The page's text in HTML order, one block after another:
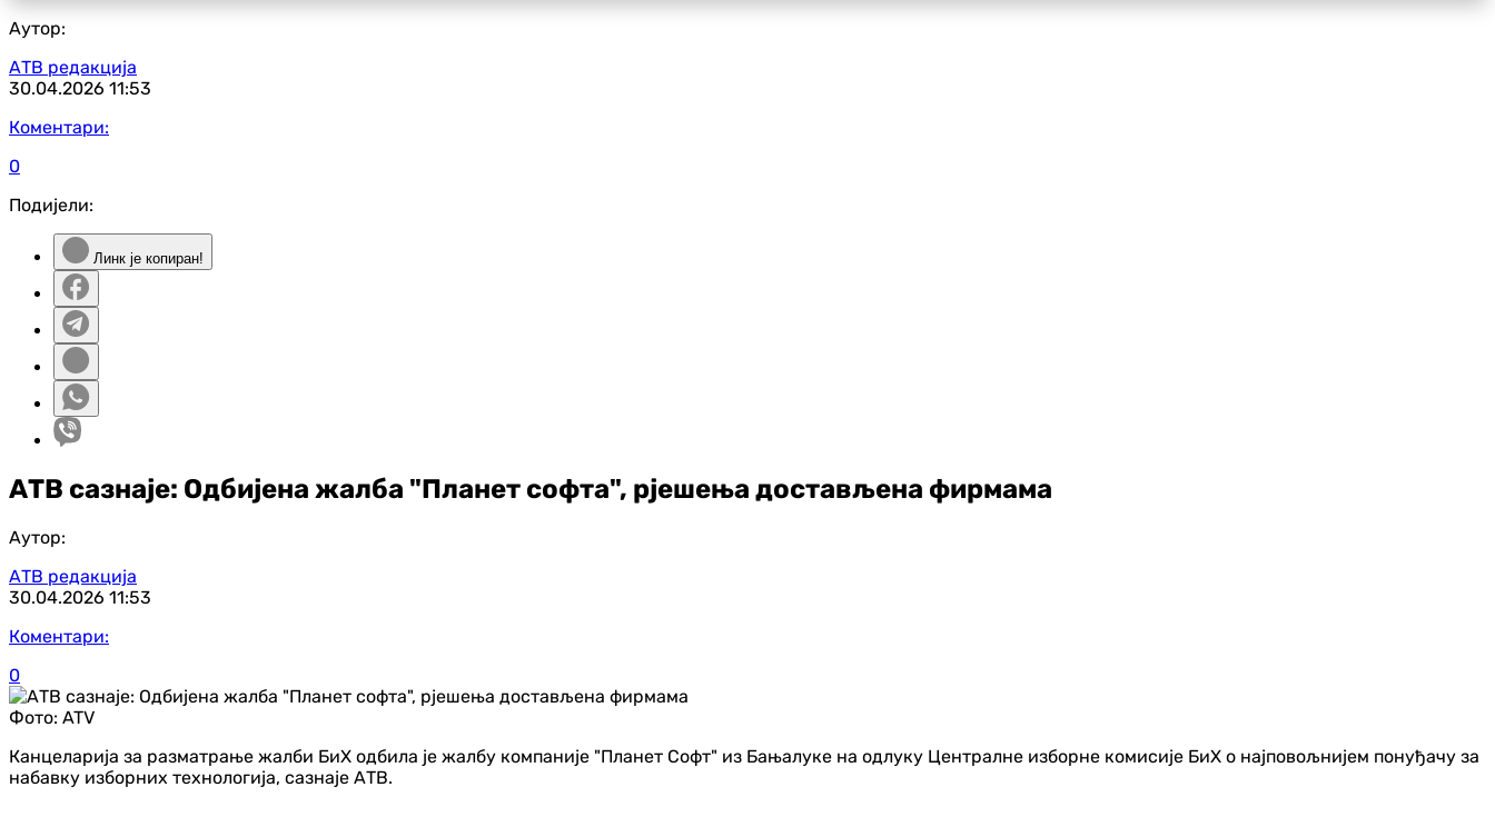
Аутор:
АТВ редакција
30.04.2026 11:53
Коментари:
0
Подијели:
Линк је копиран!
АТВ сазнаје: Одбијена жалба "Планет софта", рјешења достављена фирмама
Аутор:
АТВ редакција
30.04.2026 11:53
Коментари:
0
Фото: ATV
Канцеларија за разматрање жалби БиХ одбила је жалбу компаније "Планет Софт" из Бањалуке на одлуку Централне изборне комисије БиХ о најповољнијем понуђачу за
набавку изборних технологија, сазнаје АТВ.